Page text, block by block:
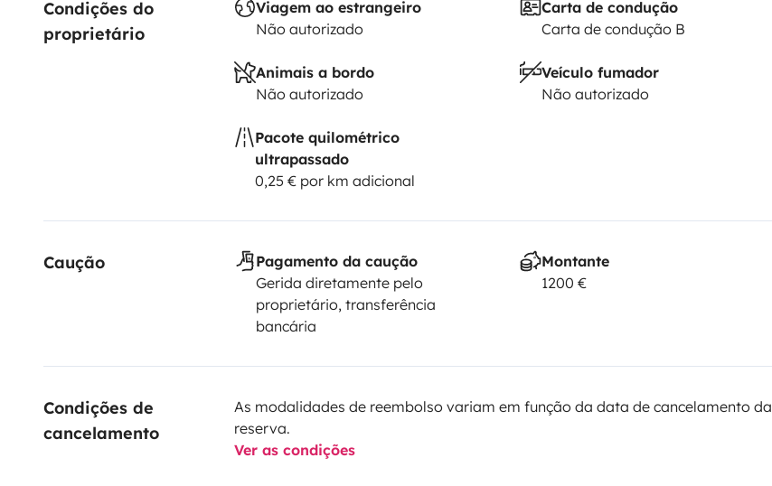
Condições do
proprietário
Viagem ao estrangeiro
Não autorizado
Carta de condução
Carta de condução B
Animais a bordo
Não autorizado
Veículo fumador
Não autorizado
Pacote quilométrico
ultrapassado
0,25 € por km adicional
Caução
Pagamento da caução
Gerida diretamente pelo
proprietário, transferência
bancária
Montante
1200 €
Condições de
cancelamento
As modalidades de reembolso variam em função da data de cancelamento da
reserva.
Ver as condições